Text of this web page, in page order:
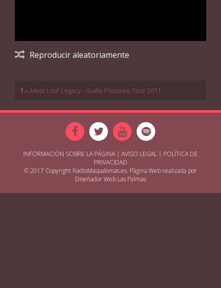
Reproducir aleatoriamente
1.- Meat Loaf Legacy - Guilty Pleasure Tour 2011
INFORMACIÓN SOBRE LA PÁGINA | AVISO LEGAL | POLÍTICA DE
PRIVACIDAD
© 2017 Copyright RadioMaspalomas.es. Página Web realizada por
Diseñador Web Las Palmas